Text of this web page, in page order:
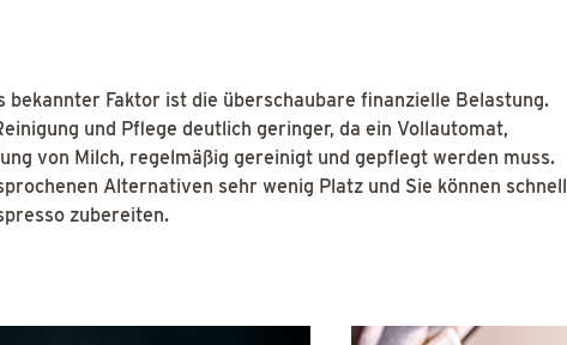
bekannter Faktor ist die überschaubare finanzielle Belastung.
und Pflege deutlich geringer, da ein Vollautomat,
von Milch, regelmäßig gereinigt und gepflegt werden muss.
Alternativen sehr wenig Platz und Sie können schnell
zubereiten.